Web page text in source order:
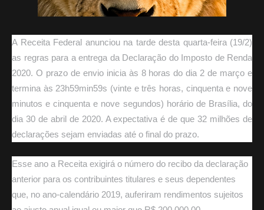
A Receita Federal anunciou na tarde desta quarta-feira (19/2)
as regras para a entrega da Declaração do Imposto de Renda
2020. O prazo de envio inicia às 8 horas do dia 2 de março e
termina às 23h59min59s (vinte e três horas, cinquenta e nove
minutos e cinquenta e nove segundos) horário de Brasília, do
dia 30 de abril de 2020. A expectativa é de que 32 milhões de
declarações sejam enviadas até o final do prazo.
Esse ano a Receita exigirá o número do recibo da declaração
anterior para os contribuintes titulares e seus dependentes
que, no ano-calendário 2019, auferiram rendimentos sujeitos